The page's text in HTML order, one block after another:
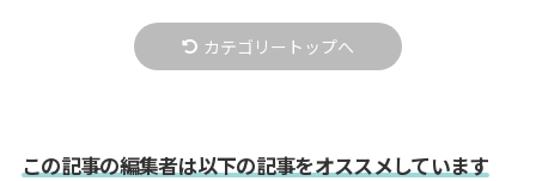
カテゴリートップへ
この記事の編集者は以下の記事をオススメしています